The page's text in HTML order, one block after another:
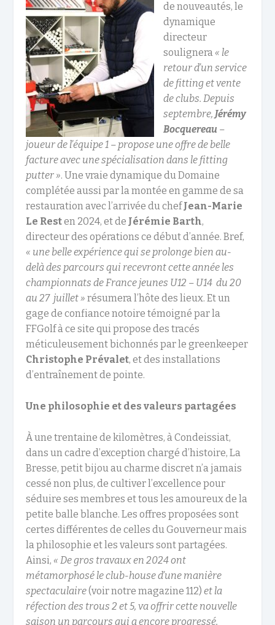
de nouveautés, le
dynamique
directeur
soulignera « le
retour d’un service
de fitting et vente
de clubs. Depuis
septembre,Jérémy
Bocquereau –
joueur de l’équipe 1 – propose une offre de belle
facture avec une spécialisation dans le fitting
putter ». Une vraie dynamique du Domaine
complétée aussi par la montée en gamme de sa
restauration avec l’arrivée du chefJean-Marie
Le Resten 2024, et de Jérémie Barth,
directeur des opérations ce début d’année. Bref,
« une belle expérience qui se prolonge bien au-
delà des parcours qui recevront cette année les
championnats de France jeunes U12 – U14 du 20
au 27 juillet »résumera l’hôte des lieux. Et un
gage de confiance notoire témoigné par la
FFGolf à ce site qui propose des tracés
méticuleusement bichonnés par le greenkeeper
Christophe Prévalet, et des installations
d’entraînement de pointe.
Une philosophie et des valeurs partagées
À une trentaine de kilomètres, à Condeissiat,
dans un cadre d’exception chargé d’histoire, La
Bresse, petit bijou au charme discret n’a jamais
cessé non plus, de cultiver l’excellence pour
séduire ses membres et tous les amoureux de la
petite balle blanche. Les offres proposées sont
certes différentes de celles du Gouverneur mais
la philosophie et les valeurs sont partagées.
Ainsi, « De gros travaux en 2024 ont
métamorphosé le club-house d’une manière
spectaculaire(voir notre magazine 112) et la
réfection des trous 2 et 5, va offrir cette nouvelle
saison un parcours qui a encore progressé,